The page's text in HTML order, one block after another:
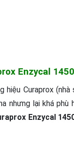
Enzycal 1450
hiệu Curaprox
nhưng lại khá phù
Enzycal